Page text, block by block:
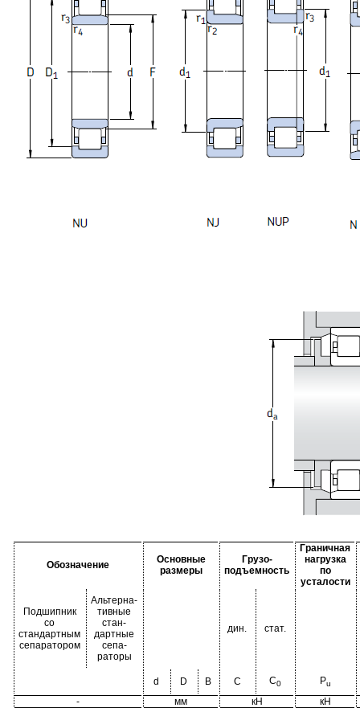
Обозначение
Основные
размеры
Грузо-
подъемность
Граничная
нагрузка
по
усталости
Подшипник
со
стандартным
сепаратором
Альтерна-
тивные
стан-
дартные
сепа-
раторы
дин. стат.
d D B C C0 Pu
- мм кН
кН